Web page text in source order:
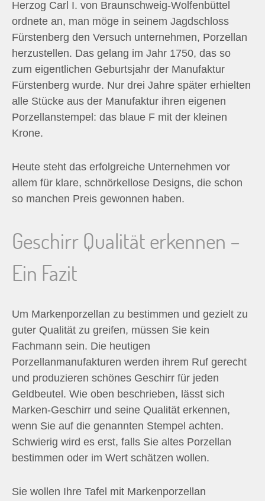
Herzog Carl I. von Braunschweig-Wolfenbüttel
ordnete an, man möge in seinem Jagdschloss
Fürstenberg den Versuch unternehmen, Porzellan
herzustellen. Das gelang im Jahr 1750, das so
zum eigentlichen Geburtsjahr der Manufaktur
Fürstenberg wurde. Nur drei Jahre später erhielten
alle Stücke aus der Manufaktur ihren eigenen
Porzellanstempel: das blaue F mit der kleinen
Krone.
Heute steht das erfolgreiche Unternehmen vor
allem für klare, schnörkellose Designs, die schon
so manchen Preis gewonnen haben.
Geschirr Qualität erkennen –
Ein Fazit
Um Markenporzellan zu bestimmen und gezielt zu
guter Qualität zu greifen, müssen Sie kein
Fachmann sein. Die heutigen
Porzellanmanufakturen werden ihrem Ruf gerecht
und produzieren schönes Geschirr für jeden
Geldbeutel. Wie oben beschrieben, lässt sich
Marken-Geschirr und seine Qualität erkennen,
wenn Sie auf die genannten Stempel achten.
Schwierig wird es erst, falls Sie altes Porzellan
bestimmen oder im Wert schätzen wollen.
Sie wollen Ihre Tafel mit Markenporzellan